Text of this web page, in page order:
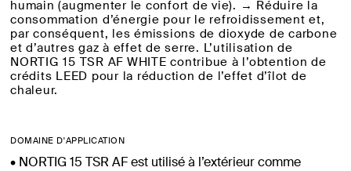
humain (augmenter le confort de vie). → Réduire la
consommation d’énergie pour le refroidissement et,
par conséquent, les émissions de dioxyde de carbone
et d’autres gaz à effet de serre. L’utilisation de
NORTIG 15 TSR AF WHITE contribue à l’obtention de
crédits LEED pour la réduction de l’effet d’îlot de
chaleur.
DOMAINE D'APPLICATION
• NORTIG 15 TSR AF est utilisé à l’extérieur comme